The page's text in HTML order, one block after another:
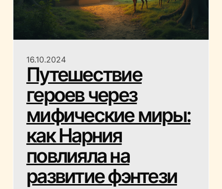
16.10.2024
Путешествие
героев через
мифические миры:
как Нарния
повлияла на
развитие фэнтези